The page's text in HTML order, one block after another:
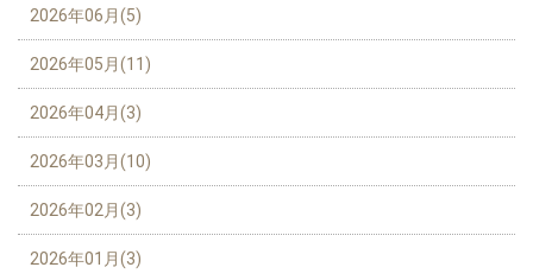
2026年06月(5)
2026年05月(11)
2026年04月(3)
2026年03月(10)
2026年02月(3)
2026年01月(3)